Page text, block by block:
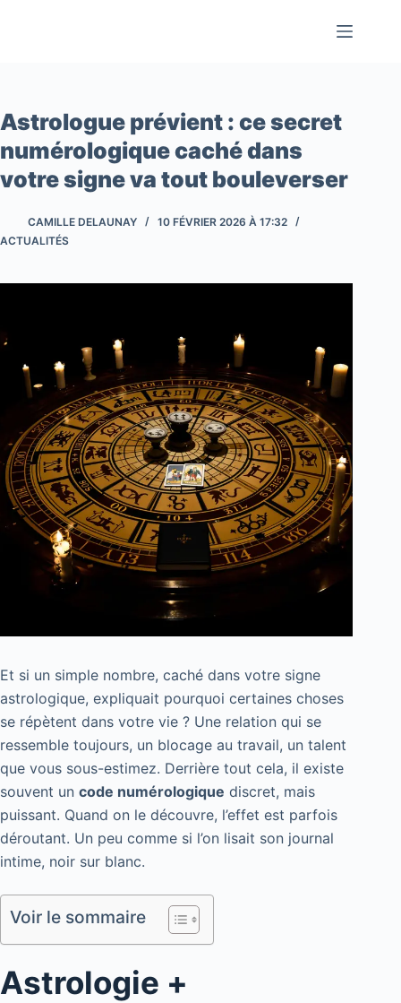
Astrologue prévient : ce secret
numérologique caché dans
votre signe va tout bouleverser
CAMILLE DELAUNAY
10 FÉVRIER 2026 À 17:32
ACTUALITÉS
Et si un simple nombre, caché dans votre signe
astrologique, expliquait pourquoi certaines choses
se répètent dans votre vie ? Une relation qui se
ressemble toujours, un blocage au travail, un talent
que vous sous-estimez. Derrière tout cela, il existe
souvent un code numérologique discret, mais
puissant. Quand on le découvre, l’effet est parfois
déroutant. Un peu comme si l’on lisait son journal
intime, noir sur blanc.
Voir le sommaire
Astrologie +